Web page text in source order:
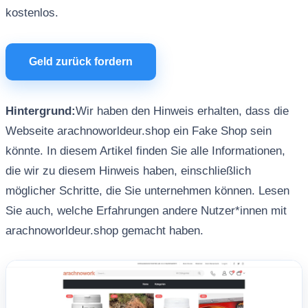
kostenlos.
Geld zurück fordern
Hintergrund:Wir haben den Hinweis erhalten, dass die
Webseite arachnoworldeur.shop ein Fake Shop sein
könnte. In diesem Artikel finden Sie alle Informationen,
die wir zu diesem Hinweis haben, einschließlich
möglicher Schritte, die Sie unternehmen können. Lesen
Sie auch, welche Erfahrungen andere Nutzer*innen mit
arachnoworldeur.shop gemacht haben.